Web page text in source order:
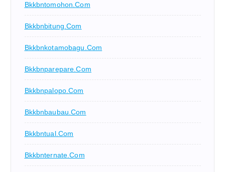
Bkkbntomohon.com
Bkkbnbitung.com
Bkkbnkotamobagu.com
Bkkbnparepare.com
Bkkbnpalopo.com
Bkkbnbaubau.com
Bkkbntual.com
Bkkbnternate.com